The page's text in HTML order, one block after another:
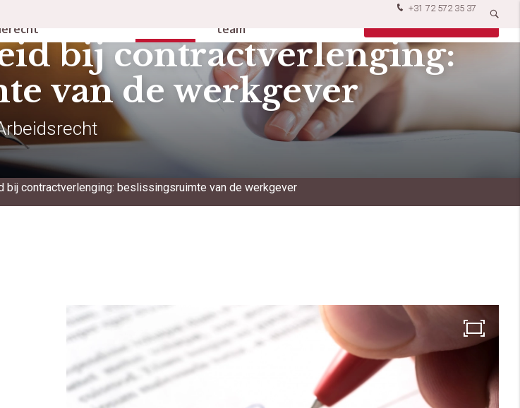
+31 72 572 35 37
team
bij contractverlenging:
van de werkgever
bij contractverlenging: beslissingsruimte van de werkgever